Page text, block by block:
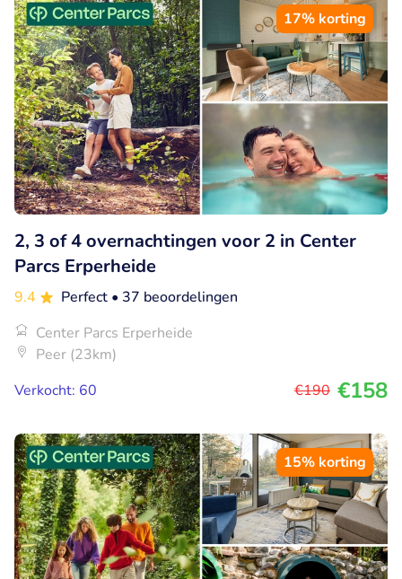
17% korting
2, 3 of 4 overnachtingen voor 2 in Center
Parcs Erperheide
9.4 Perfect • 37 beoordelingen
Center Parcs Erperheide
Peer (23km)
Verkocht: 60
€190 €158
15% korting